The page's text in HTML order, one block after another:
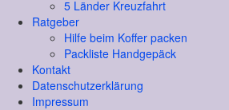
5 Länder Kreuzfahrt
Ratgeber
Hilfe beim Koffer packen
Packliste Handgepäck
Kontakt
Datenschutzerklärung
Impressum